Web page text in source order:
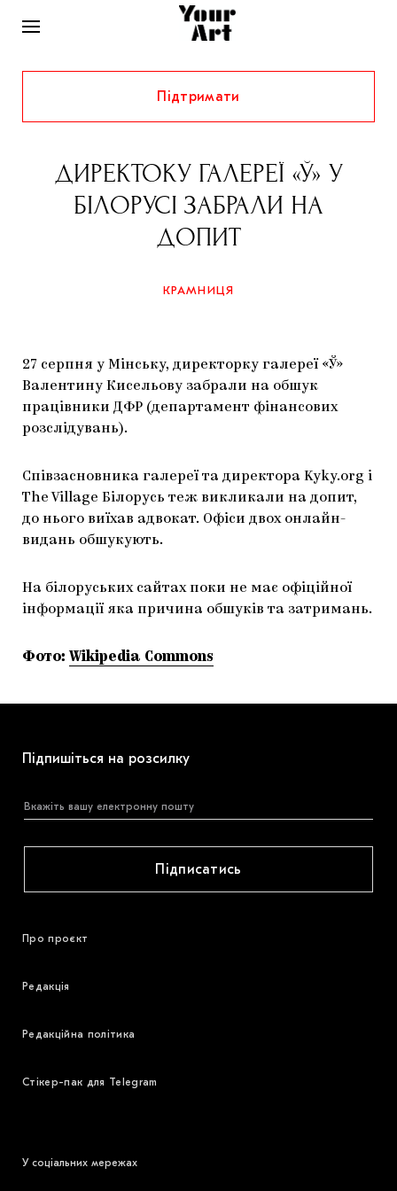
НОВИНИ
ІНТЕРВ’Ю
ХУДОЖНИКИ
КУРАТОРИ
РІДНИЙ КРАЙ
ФЕСТИВАЛІ
КОЛЕКЦІЇ
ГАЛЕРЕЇ
СТАТТІ
КОНСПЕКТИ
КНИЖКИ І ЖУРНАЛИ
ЗАПАЛЕННЯ
ЯК ПІДТРИМУВАТИ УКРАЇНСЬКЕ МИСТЕЦТВО
CARPATHIAN CULT ПРО РІЗДВЯНІ СВЯТА
КРАМНИЦЯ
Підтримати
ДИРЕКТОКУ ГАЛЕРЕЇ «Ў» У
БІЛОРУСІ ЗАБРАЛИ НА
ДОПИТ
КРАМНИЦЯ
27 серпня у Мінську, директорку галереї «Ў»
Валентину Кисельову забрали на обшук
працівники ДФР (департамент фінансових
розслідувань).
Співзасновника галереї та директора Kyky.org і
The Village Білорусь теж викликали на допит,
до нього виїхав адвокат. Офіси двох онлайн-
видань обшукують.
На білоруських сайтах поки не має офіційної
інформації яка причина обшуків та затримань.
Фото: Wikipedia Commons
Підпишіться на розсилку
Підписатись
Про проєкт
Редакція
Редакційна політика
Стікер-пак для Telegram
У соціальних мережах